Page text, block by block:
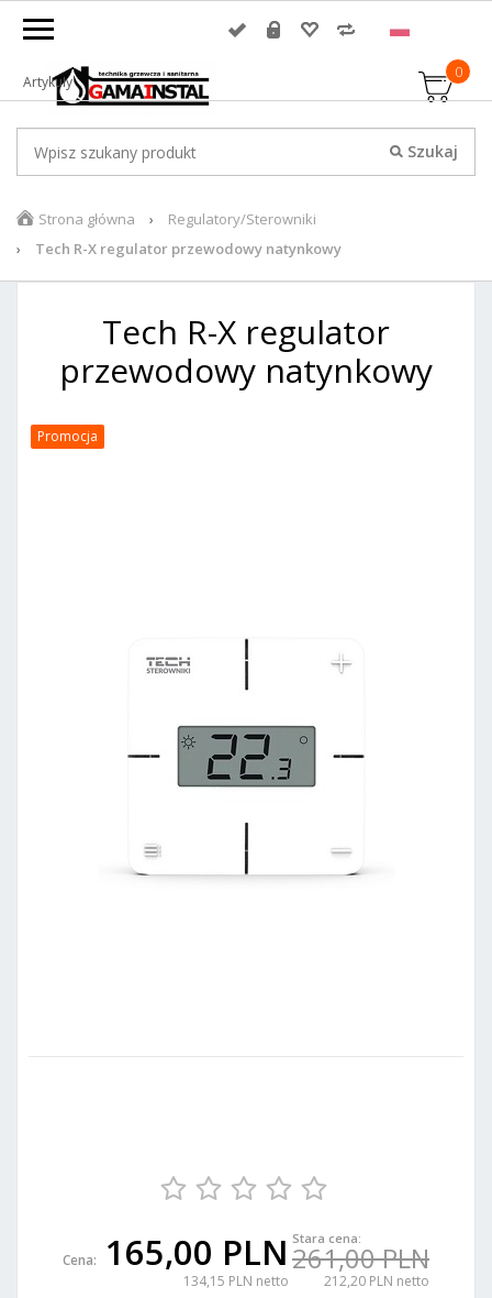
0
Artykuły
Strona główna
Regulatory/Sterowniki
Tech R-X regulator przewodowy natynkowy
Tech R-X regulator
przewodowy natynkowy
Promocja
Cena: 165,00 PLN
134,15 PLN netto
Stara cena:
261,00 PLN
212,20 PLN netto